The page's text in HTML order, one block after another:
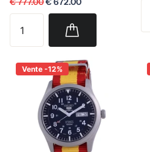
Vente -12%